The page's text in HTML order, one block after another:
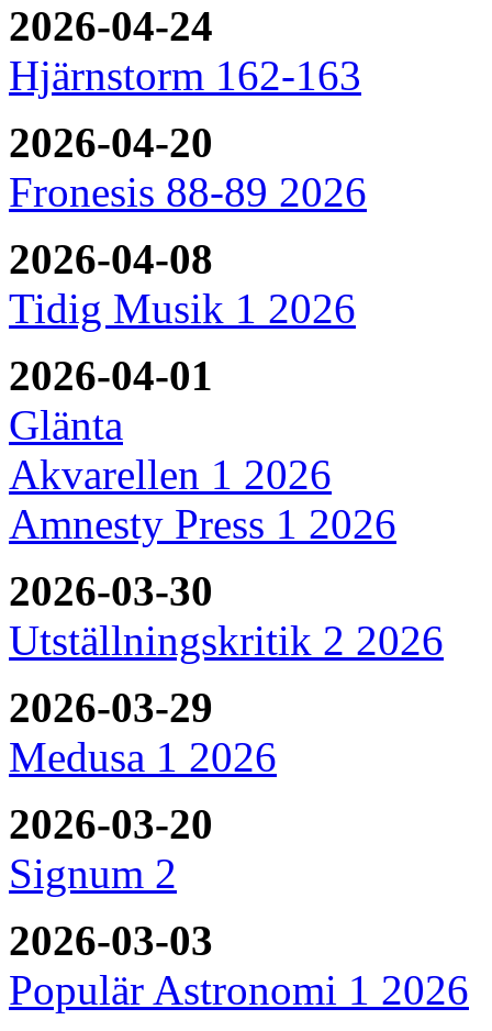
2026-04-24
Hjärnstorm 162-163
2026-04-20
Fronesis 88-89 2026
2026-04-08
Tidig Musik 1 2026
2026-04-01
Glänta
Akvarellen 1 2026
Amnesty Press 1 2026
2026-03-30
Utställningskritik 2 2026
2026-03-29
Medusa 1 2026
2026-03-20
Signum 2
2026-03-03
Populär Astronomi 1 2026